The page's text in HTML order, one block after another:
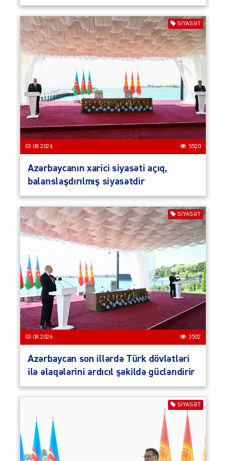
SIYASƏT
03.08.2026 5520
Azərbaycanın xarici siyasəti açıq,
balanslaşdırılmış siyasətdir
SIYASƏT
03.08.2026 3502
Azərbaycan son illərdə Türk dövlətləri
ilə əlaqələrini ardıcıl şəkildə gücləndirir
SIYASƏT